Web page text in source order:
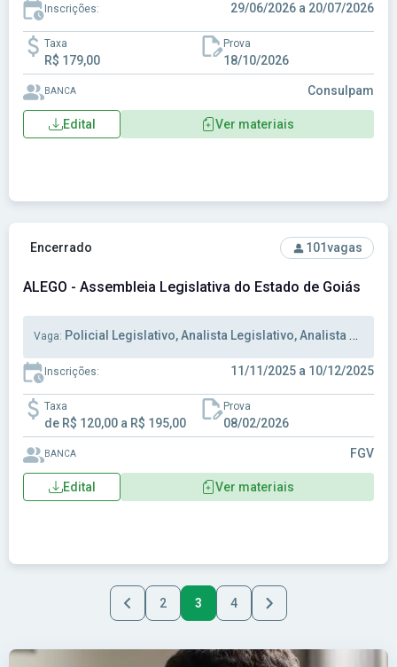
Inscrições: 29/06/2026 a 20/07/2026
Taxa
R$ 179,00
Prova
18/10/2026
BANCA Consulpam
Edital Ver materiais
Ver concurso: ALEGO - Assembleia Legislativa do Estado
Encerrado 101vagas
ALEGO - Assembleia Legislativa do Estado de Goiás
Vaga: Policial Legislativo, Analista Legislativo, Analista Administrativo
Inscrições: 11/11/2025 a 10/12/2025
Taxa
de R$ 120,00 a R$ 195,00
Prova
08/02/2026
BANCA FGV
Edital Ver materiais
2 3 4